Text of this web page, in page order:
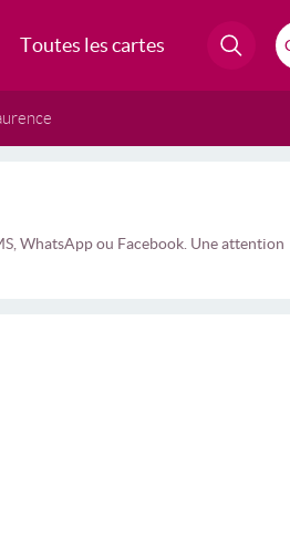
Toutes les cartes
WhatsApp ou Facebook. Une attention